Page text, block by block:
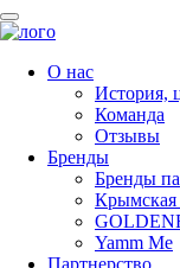
О нас
История,
Команда
Отзывы
Бренды
Бренды
Крымская
Yamm Me
Партнерство